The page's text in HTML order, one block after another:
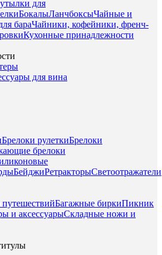
для
БокалыЛанчбоксыЧайные и
бараЧайники, кофейники, френч-
Кухонные принадлежности
для вина
Брелоки рулеткиБрелоки
брелоки
БейджиРетракторыСветоотражатели
Багажные биркиПикник
и аксессуарыСкладные ножи и